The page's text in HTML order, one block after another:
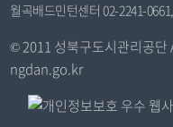
월곡배드민턴센터 02-2241-
© 2011 성북구도시관리공단
ngdan.go.kr